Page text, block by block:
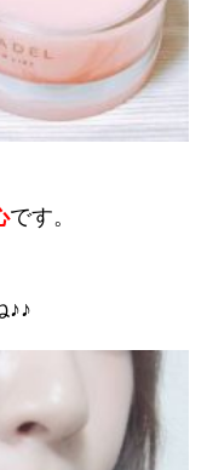
です。
♪♪